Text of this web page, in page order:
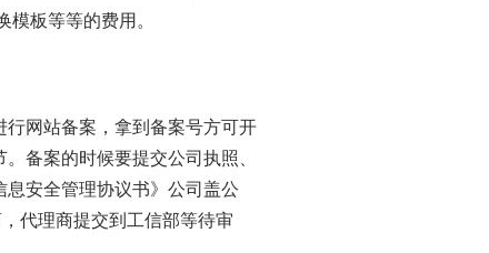
板等等的费用。
网站备案，拿到备案号方可开
备案的时候要提交公司执照、
安全管理协议书》公司盖公
代理商提交到工信部等待审